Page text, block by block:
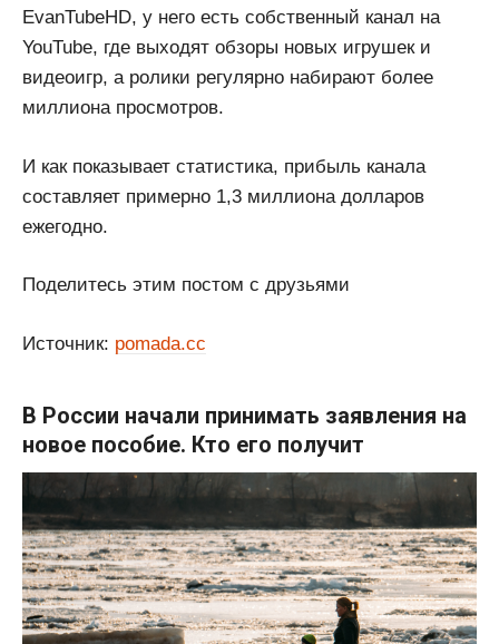
EvanTubeHD, у него есть собственный канал на
YouTube, где выходят обзоры новых игрушек и
видеоигр, а ролики регулярно набирают более
миллиона просмотров.
И как показывает статистика, прибыль канала
составляет примерно 1,3 миллиона долларов
ежегодно.
Поделитесь этим постом с друзьями
Источник: pomada.cc
В России начали принимать заявления на
новое пособие. Кто его получит